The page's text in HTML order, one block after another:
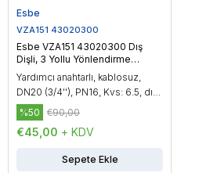
Esbe
VZA151 43020300
Esbe VZA151 43020300 Dış
Dişli, 3 Yollu Yönlendirme
Vanası, DN20 (3/4'')
Yardımcı anahtarlı, kablosuz,
DN20 (3/4''), PN16, Kvs: 6.5, dış
dişli, çalışma sıcaklığı: -20...150
°C, On/Off kontrol
€45,00 + KDV
%50 €90,00
Sepete Ekle